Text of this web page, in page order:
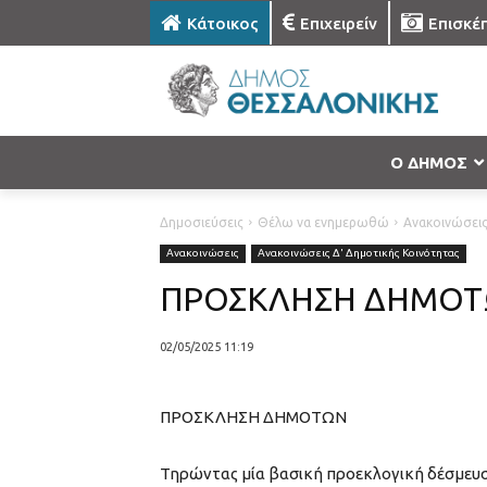
Κάτοικος Επιχειρείν
Ο ΔΗΜΟΣ
Δημοσιεύσεις Θέλω να ενημερωθώ Ανακοινώσεις
Ανακοινώσεις Ανακοινώσεις Δ' Δημοτικής Κοινότητας
ΠΡΟΣΚΛΗΣΗ
02/05/2025 11:19
ΠΡΟΣΚΛΗΣΗ ΔΗΜΟΤΩΝ
Τηρώντας μία βασική προεκλογική